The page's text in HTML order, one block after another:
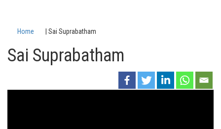
Home Sai Suprabatham
Sai Suprabatham